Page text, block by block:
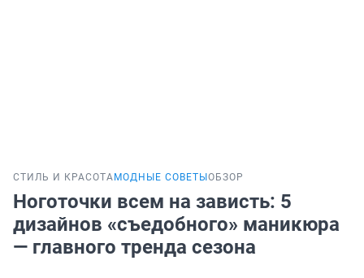
СТИЛЬ И КРАСОТА МОДНЫЕ СОВЕТЫ ОБЗОР
Ноготочки всем на зависть: 5
дизайнов «съедобного» маникюра
— главного тренда сезона